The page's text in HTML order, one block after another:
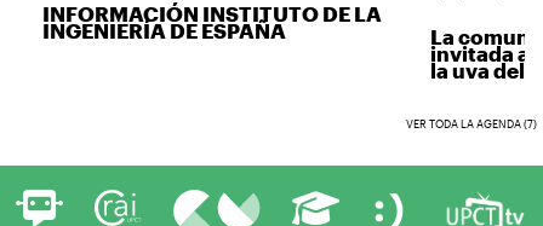
INFORMACIÓN INSTITUTO DE LA
INGENIERÍA DE ESPAÑA La
invitada a
la uva del
VER TODA LA AGENDA (7)